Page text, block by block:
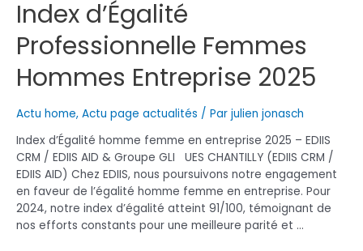
Index d’Égalité
Professionnelle Femmes
Hommes Entreprise 2025
Actu home, Actu page actualités / Par julien jonasch
Index d’Égalité homme femme en entreprise 2025 – EDIIS
CRM / EDIIS AID & Groupe GLI UES CHANTILLY (EDIIS CRM /
EDIIS AID) Chez EDIIS, nous poursuivons notre engagement
en faveur de l’égalité homme femme en entreprise. Pour
2024, notre index d’égalité atteint 91/100, témoignant de
nos efforts constants pour une meilleure parité et …